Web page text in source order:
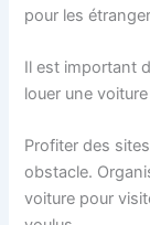
pour les
Il est important
louer une
Profiter des
obstacle.
voiture pour